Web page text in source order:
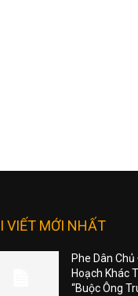
VIẾT MỚI NHẤT
Phe Dân
Hoạch Khác
“Buộc Ông